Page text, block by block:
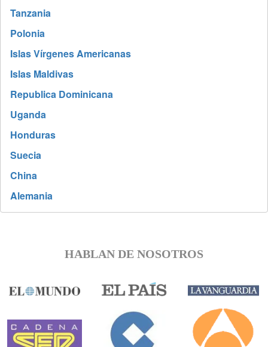
Tanzania
Polonia
Islas Vírgenes Americanas
Islas Maldivas
Republica Dominicana
Uganda
Honduras
Suecia
China
Alemania
HABLAN DE NOSOTROS